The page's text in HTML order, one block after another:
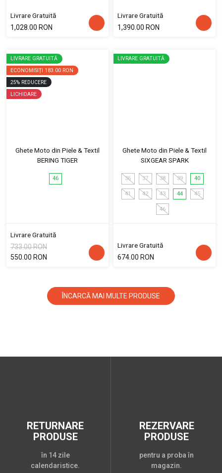
Livrare Gratuită
1,028.00 RON
Livrare Gratuită
1,390.00 RON
LIVRARE GRATUITĂ
ECONOMISIȚI 183.00 RON
25% REDUCERE
LICHIDARE
Ghete Moto din Piele & Textil
BERING TIGER
46
Livrare Gratuită
733.00 RON
550.00 RON
LIVRARE GRATUITĂ
Ghete Moto din Piele & Textil
SIXGEAR SPARK
36 37 38 39 40
41 42 43 44 45
46
Livrare Gratuită
674.00 RON
ÎNCARCĂ MAI MULTE PRODUSE
RETURNARE
PRODUSE
în 14 zile
calendaristice.
REZERVARE
PRODUSE
pentru a proba în
magazin.